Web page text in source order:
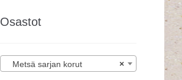
Osastot
×
Metsä sarjan korut